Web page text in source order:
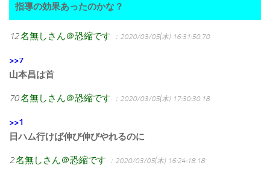
指導の効果あったのかな？
12名無しさん＠恐縮です ：2020/03/05(木) 16:31:50.70
>>7
山本昌は首
70名無しさん＠恐縮です ：2020/03/05(木) 17:30:30.18
>>1
日ハム行けば伸び伸びやれるのに
2名無しさん＠恐縮です ：2020/03/05(木) 16:24:18.18